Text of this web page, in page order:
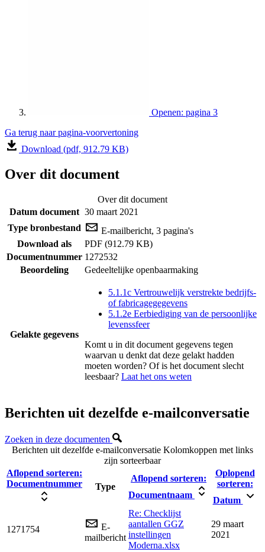
Openen: pagina 3
Ga terug naar pagina-voorvertoning
Download (pdf, 912.79 KB)
Over dit document
Over dit document
Datum document 30 maart 2021
Type bronbestand
E-mailbericht, 3 pagina's
Download als
PDF (912.79 KB)
Documentnummer 1272532
Beoordeling
Gedeeltelijke openbaarmaking
Gelakte gegevens
5.1.1c Vertrouwelijk verstrekte bedrijfs-
of fabricagegegevens
5.1.2e Eerbiediging van de persoonlijke
levenssfeer
Komt u in dit document gegevens tegen
waarvan u denkt dat deze gelakt hadden
moeten worden? Of is het document slecht
leesbaar? Laat het ons weten
Berichten uit dezelfde e-mailconversatie
Zoeken in deze documenten
Berichten uit dezelfde e-mailconversatie Kolomkoppen met links
zijn sorteerbaar
Aflopend sorteren:
Documentnummer
Type
Aflopend sorteren:
Documentnaam
Oplopend
sorteren:
Datum
1271754
E-
mailbericht
Re: Checklijst
aantallen GGZ
instellingen
Moderna.xlsx
29 maart
2021